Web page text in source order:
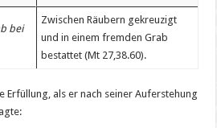
bei
Zwischen Räubern gekreuzigt
und in einem fremden Grab
bestattet (Mt 27,38.60).
Erfüllung, als er nach seiner Auferstehung